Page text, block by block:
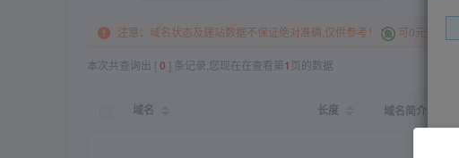
注意：域名状态及建站数据不保证绝对准确,仅供参考！ 可0元预订
本次共查询出 [0 ] 条记录,您现在在查看第1页的数据
域名 长度 域名简介